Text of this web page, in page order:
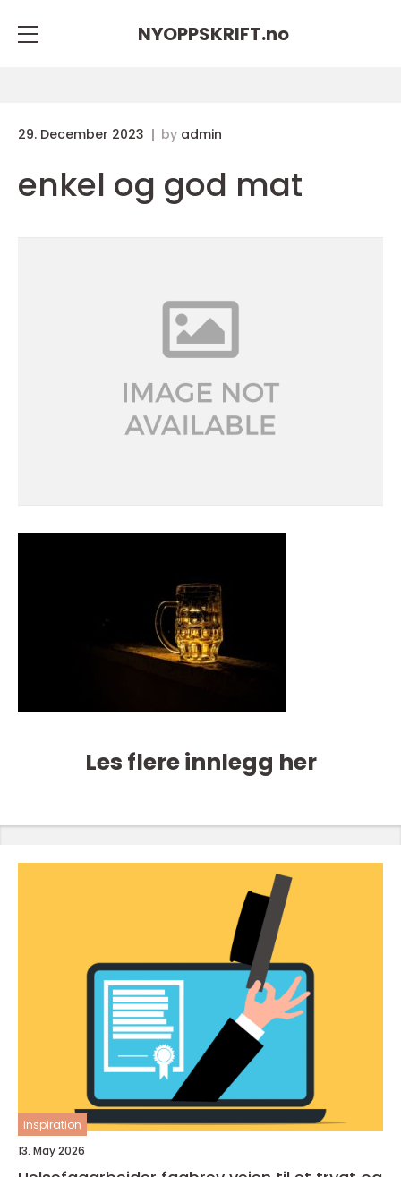
NYOPPSKRIFT.no
29. December 2023 by admin
enkel og god mat
Les flere innlegg her
inspiration
13. May 2026